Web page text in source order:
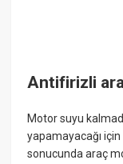
Antifirizli
Motor suyu
yapamayacağı
sonucunda araç